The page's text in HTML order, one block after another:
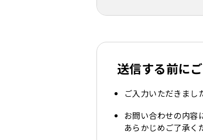
送信する前に
ご入力いただきまし
お問い合わせの内容
あらかじめご了承く